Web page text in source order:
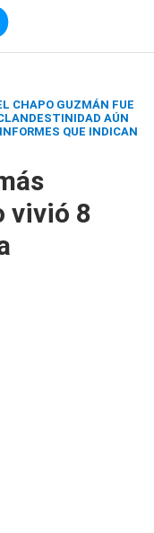
CHAPO GUZMÁN FUE
AÚN
QUE INDICAN
vivió 8